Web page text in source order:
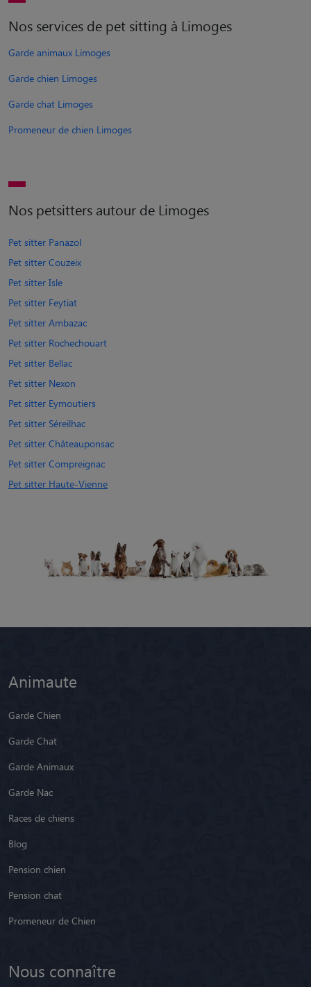
Nos services de pet sitting à Limoges
Garde animaux Limoges
Garde chien Limoges
Garde chat Limoges
Promeneur de chien Limoges
Nos petsitters autour de Limoges
Pet sitter Panazol
Pet sitter Couzeix
Pet sitter Isle
Pet sitter Feytiat
Pet sitter Ambazac
Pet sitter Rochechouart
Pet sitter Bellac
Pet sitter Nexon
Pet sitter Eymoutiers
Pet sitter Séreilhac
Pet sitter Châteauponsac
Pet sitter Compreignac
Pet sitter Haute-Vienne
Animaute
Garde Chien
Garde Chat
Garde Animaux
Garde Nac
Races de chiens
Blog
Pension chien
Pension chat
Promeneur de Chien
Nous connaître